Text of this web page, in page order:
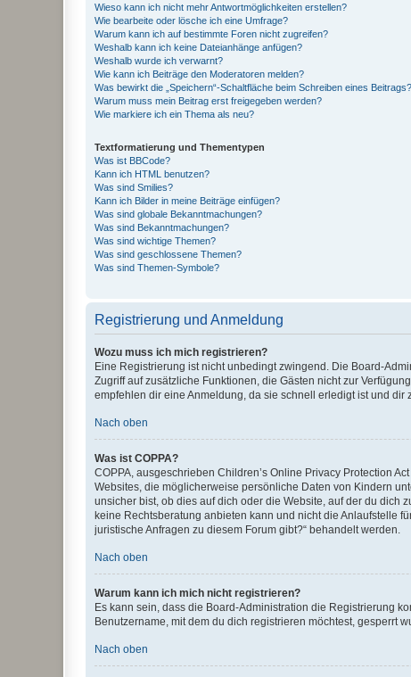
Wieso kann ich nicht mehr Antwortmöglichkeiten erstellen?
Wie bearbeite oder lösche ich eine Umfrage?
Warum kann ich auf bestimmte Foren nicht zugreifen?
Weshalb kann ich keine Dateianhänge anfügen?
Weshalb wurde ich verwarnt?
Wie kann ich Beiträge den Moderatoren melden?
Was bewirkt die „Speichern“-Schaltfläche beim Schreiben eines Beitrags?
Warum muss mein Beitrag erst freigegeben werden?
Wie markiere ich ein Thema als neu?
Textformatierung und Thementypen
Was ist BBCode?
Kann ich HTML benutzen?
Was sind Smilies?
Kann ich Bilder in meine Beiträge einfügen?
Was sind globale Bekanntmachungen?
Was sind Bekanntmachungen?
Was sind wichtige Themen?
Was sind geschlossene Themen?
Was sind Themen-Symbole?
Registrierung und Anmeldung
Wozu muss ich mich registrieren?
Eine Registrierung ist nicht unbedingt zwingend. Die Board-
Zugriff auf zusätzliche Funktionen, die Gästen nicht zur
empfehlen dir eine Anmeldung, da sie schnell erledigt ist und dir
Nach oben
Was ist COPPA?
COPPA, ausgeschrieben Children’s Online Privacy Protection
Websites, die möglicherweise persönliche Daten von Kindern
unsicher bist, ob dies auf dich oder die Website, auf der du dich
keine Rechtsberatung anbieten kann und nicht die Anlaufstelle
juristische Anfragen zu diesem Forum gibt?“ behandelt werden.
Nach oben
Warum kann ich mich nicht registrieren?
Es kann sein, dass die Board-Administration die Registrierung
Benutzername, mit dem du dich registrieren möchtest, gesperrt
Nach oben